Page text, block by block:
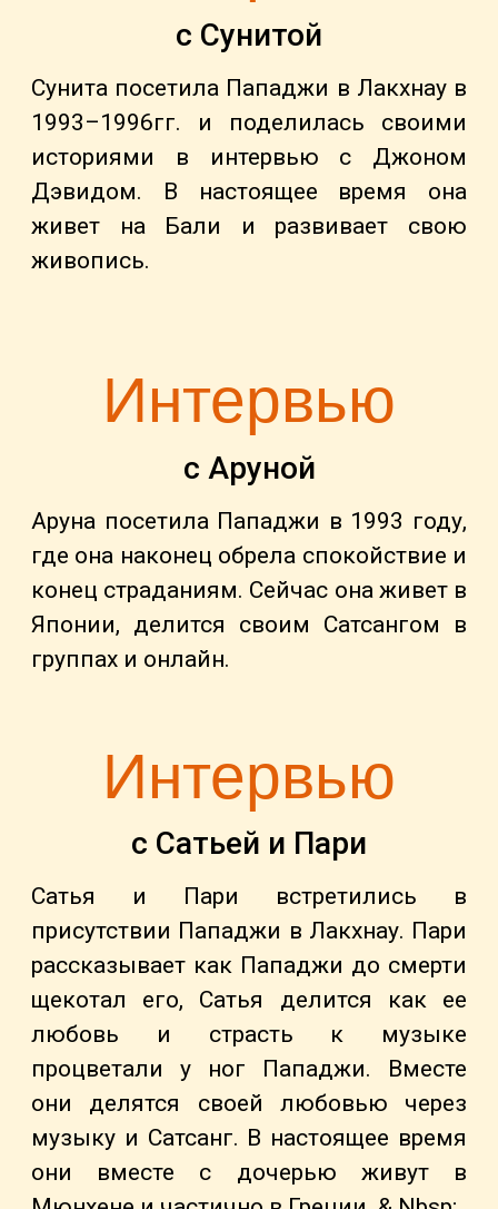
с Сунитой
Сунита посетила Пападжи в Лакхнау в
1993–1996гг. и поделилась своими
историями в интервью с Джоном
Дэвидом. В настоящее время она
живет на Бали и развивает свою
живопись.
Интервью
с Аруной
Аруна посетила Пападжи в 1993 году,
где она наконец обрела спокойствие и
конец страданиям. Сейчас она живет в
Японии, делится своим Сатсангом в
группах и онлайн.
Интервью
с Сатьей и Пари
Сатья и Пари встретились в
присутствии Пападжи в Лакхнау. Пари
рассказывает как Пападжи до смерти
щекотал его, Сатья делится как ее
любовь и страсть к музыке
процветали у ног Пападжи. Вместе
они делятся своей любовью через
музыку и Сатсанг. В настоящее время
они вместе с дочерью живут в